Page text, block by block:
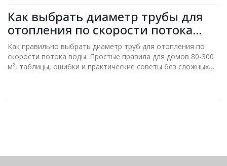
Как выбрать диаметр трубы для
отопления по скорости потока
воды
Как правильно выбрать диаметр труб для отопления по
скорости потока воды. Простые правила для домов 80-300
м², таблицы, ошибки и практические советы без сложных